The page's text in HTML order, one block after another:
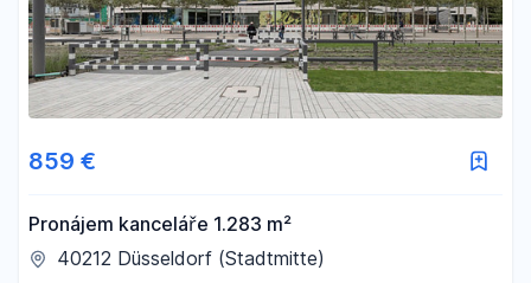
859 €
Pronájem kanceláře 1.283 m²
40212 Düsseldorf (Stadtmitte)